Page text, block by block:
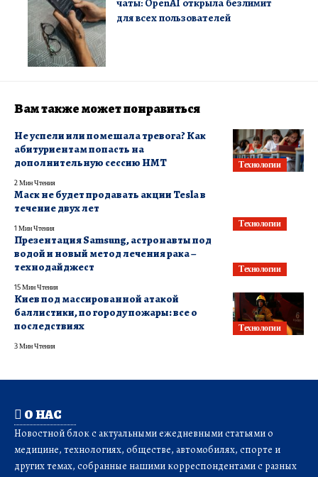
для всех пользователей
Вам также может понравиться
Технологии
Не успели или помешала тревога? Как
абитуриентам попасть на
дополнительную сессию НМТ
2 Мин Чтения
Технологии
Маск не будет продавать акции Tesla в
течение двух лет
1 Мин Чтения
Технологии
Презентация Samsung, астронавты под
водой и новый метод лечения рака –
технодайджест
15 Мин Чтения
Технологии
Киев под массированной атакой
баллистики, по городу пожары: все о
последствиях
3 Мин Чтения
О НАС
Новостной блок с актуальными ежедневными статьями о
медицине, технологиях, обществе, автомобилях, спорте и
других темах, собранные нашими корреспондентами с разных